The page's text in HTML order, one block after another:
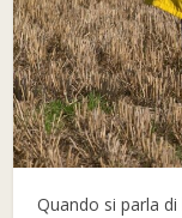
Quando si parla di